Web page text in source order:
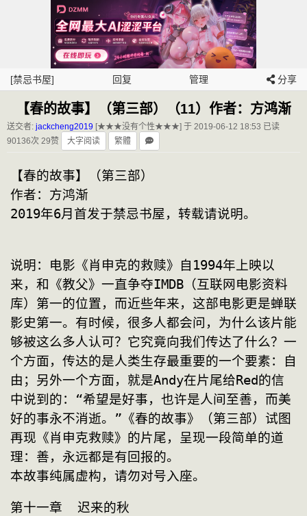
[禁忌书屋] 回复 管理 分享
【春的故事】（第三部）（11）作者：方鸿渐
送交者: jackcheng2019 [★★★没有个性★★★] 于 2019-06-12 18:53 已读
90136次 29赞
大字阅读 繁體
【春的故事】（第三部）
作者：方鸿渐
2019年6月首发于禁忌书屋，转载请说明。
说明：电影《肖申克的救赎》自1994年上映以
来，和《教父》一直争夺IMDB（互联网电影资料
库）第一的位置，而近些年来，这部电影更是蝉联
影史第一。有时候，很多人都会问，为什么该片能
够被这么多人认可？它究竟向我们传达了什么？一
个方面，传达的是人类生存最重要的一个要素：自
由；另外一个方面，就是Andy在片尾给Red的信
中说到的：“希望是好事，也许是人间至善，而美
好的事永不消逝。”《春的故事》（第三部）试图
再现《肖申克救赎》的片尾，呈现一段简单的道
理：善，永远都是有回报的。
本故事纯属虚构，请勿对号入座。
第十一章  迟来的秋